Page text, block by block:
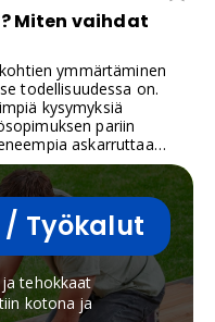
Miten vaihdat
ymmärtäminen
todellisuudessa on.
kysymyksiä
pariin
askarruttaa
myös heille, jotta
hinta markkinoilla
kun vaihtaa
/ Työkalut
tehokkaat
kotona ja